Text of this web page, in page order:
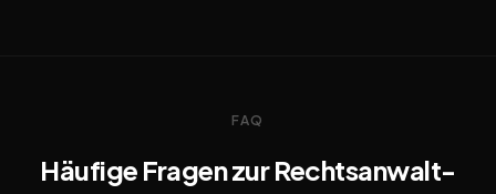
FAQ
Häufige Fragen zur Rechtsanwalt-